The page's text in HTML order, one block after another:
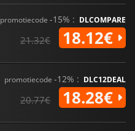
promotiecode -15% : DLCOMPARE
21.32€ 18.12€
promotiecode -12% : DLC12DEAL
20.77€ 18.28€